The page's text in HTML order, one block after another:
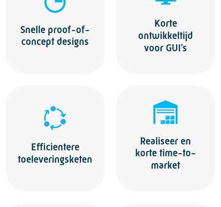
Snelle proof-of-
concept designs
Korte
ontwikkeltijd
voor GUI’s
Efficientere
toeleveringsketen
Realiseer en
korte time-to-
market